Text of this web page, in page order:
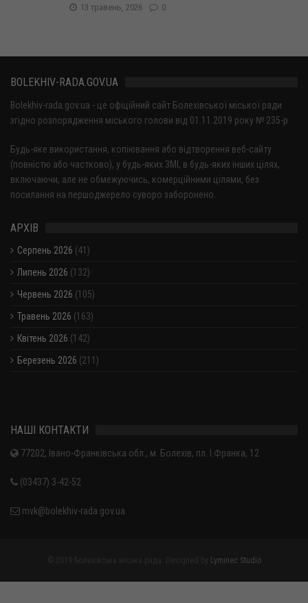
13 травень, 2026 0
BOLEKHIV-RADA.GOV.UA
Bolekhiv-rada.gov.ua - це офіційний сайт Болехівської міської ради
згідно розпорядження міського голови від 01.11.2019 року № 235-р
Будь-яке використання, копіювання або відтворення веб-сайту
(повністю або частково), у будь-яких ЗМІ, в будь-яких інших цілях,
включаючи, але не обмежуючись, комерційними цілями, без
посилання на першоджерело суворо заборонено.
АРХІВ
Серпень 2026 (41)
Липень 2026 (132)
Червень 2026 (105)
Травень 2026 (163)
Квітень 2026 (142)
Березень 2026 (211)
НАШІ КОНТАКТИ
77202, Івано-Франківська обл., м. Болехів, пл. І.Франка, 12
(03437) 3-42-52
mvk@bolekhiv-rada.gov.ua
Lyminec Studio